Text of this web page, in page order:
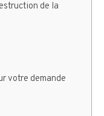
de la
votre demande